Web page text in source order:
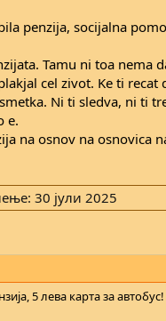
penzija, socijalna
Tamu ni toa nema
cel zivot. Ke ti recat
Ni ti sledva, ni ti
e.
na osnov na osnovica
30 јули 2025
5 лева карта за автобус!